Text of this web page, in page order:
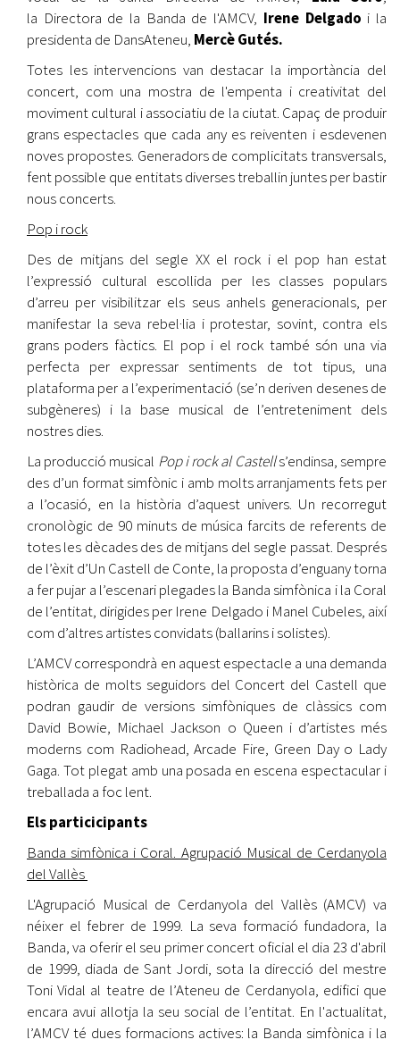
la Directora de la Banda de l'AMCV, Irene Delgado i la
presidenta de DansAteneu, Mercè Gutés.
Totes les intervencions van destacar la importància del
concert, com una mostra de l'empenta i creativitat del
moviment cultural i associatiu de la ciutat. Capaç de produir
grans espectacles que cada any es reiventen i esdevenen
noves propostes. Generadors de complicitats transversals,
fent possible que entitats diverses treballin juntes per bastir
nous concerts.
Pop i rock
Des de mitjans del segle XX el rock i el pop han estat
l’expressió cultural escollida per les classes populars
d’arreu per visibilitzar els seus anhels generacionals, per
manifestar la seva rebel·lia i protestar, sovint, contra els
grans poders fàctics. El pop i el rock també són una via
perfecta per expressar sentiments de tot tipus, una
plataforma per a l’experimentació (se’n deriven desenes de
subgèneres) i la base musical de l’entreteniment dels
nostres dies.
La producció musical Pop i rock al Castells’endinsa, sempre
des d’un format simfònic i amb molts arranjaments fets per
a l’ocasió, en la història d’aquest univers. Un recorregut
cronològic de 90 minuts de música farcits de referents de
totes les dècades des de mitjans del segle passat. Després
de l’èxit d’Un Castell de Conte, la proposta d’enguany torna
a fer pujar a l’escenari plegades la Banda simfònica i la Coral
de l’entitat, dirigides per Irene Delgado i Manel Cubeles, així
com d’altres artistes convidats (ballarins i solistes).
L’AMCV correspondrà en aquest espectacle a una demanda
històrica de molts seguidors del Concert del Castell que
podran gaudir de versions simfòniques de clàssics com
David Bowie, Michael Jackson o Queen i d’artistes més
moderns com Radiohead, Arcade Fire, Green Day o Lady
Gaga. Tot plegat amb una posada en escena espectacular i
treballada a foc lent.
Els particicipants
Banda simfònica i Coral. Agrupació Musical de Cerdanyola
del Vallès
L'Agrupació Musical de Cerdanyola del Vallès (AMCV) va
néixer el febrer de 1999. La seva formació fundadora, la
Banda, va oferir el seu primer concert oficial el dia 23 d'abril
de 1999, diada de Sant Jordi, sota la direcció del mestre
Toni Vidal al teatre de l’Ateneu de Cerdanyola, edifici que
encara avui allotja la seu social de l’entitat. En l'actualitat,
l’AMCV té dues formacions actives: la Banda simfònica i la